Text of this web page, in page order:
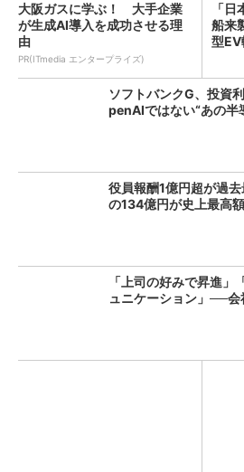
大阪ガスに学ぶ！ 大手企業
が生成AI導入を成功させる理
由
PR(ITmedia エンタープライズ)
「
船来
型EV
ソフトバンクG、投資
penAIではない“あの半
役員報酬1億円超が過
の134億円が史上最高
「上司の好みで昇進」
ュニケーション」──会